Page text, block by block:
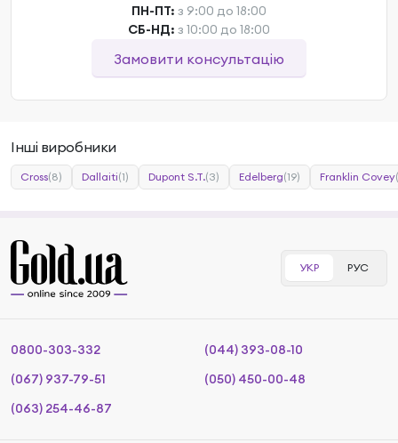
ПН-ПТ: з 9:00 до 18:00
СБ-НД: з 10:00 до 18:00
Замовити консультацію
Інші виробники
Cross(8) Dallaiti(1) Dupont S.T.(3) Edelberg(19) Franklin Covey
УКР РУС
0800-303-332
(044) 393-08-10
(067) 937-79-51
(050) 450-00-48
(063) 254-46-87